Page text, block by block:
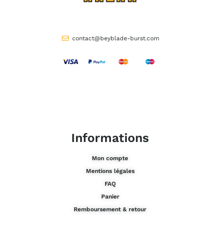
contact@beyblade-burst.com
Informations
Mon compte
Mentions légales
FAQ
Panier
Remboursement & retour